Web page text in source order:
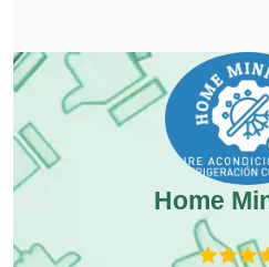
Combustibles y
Compresores de aire
Computadoras
Home